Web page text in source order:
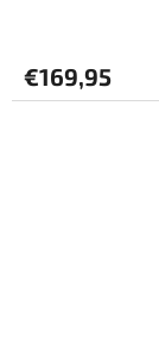
€169,95